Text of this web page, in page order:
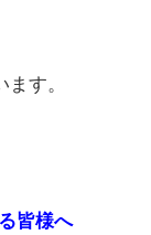
す。
皆様へ